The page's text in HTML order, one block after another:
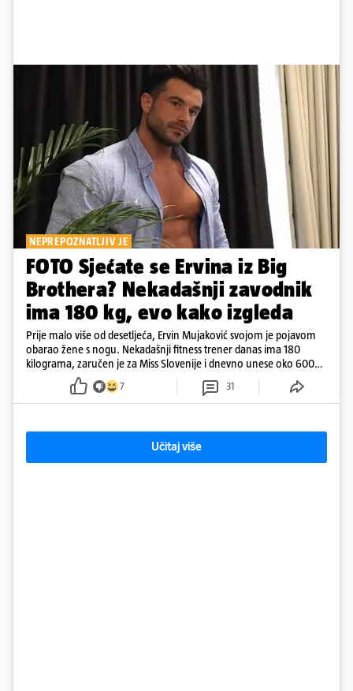
NEPREPOZNATLJIV JE
FOTO Sjećate se Ervina iz Big
Brothera? Nekadašnji zavodnik
ima 180 kg, evo kako izgleda
Prije malo više od desetljeća, Ervin Mujaković svojom je pojavom
obarao žene s nogu. Nekadašnji fitness trener danas ima 180
kilograma, zaručen je za Miss Slovenije i dnevno unese oko 6000
7 31
Učitaj više